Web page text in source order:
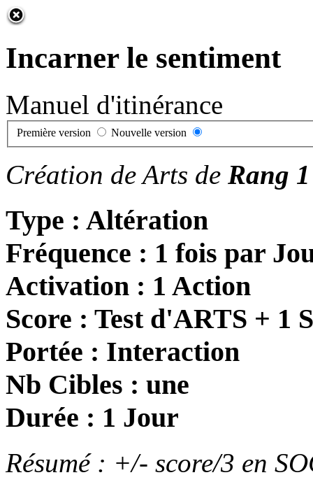
Incarner le sentiment
Manuel d'itinérance
Première version Nouvelle version
Création de Arts de Rang 1
Type : Altération
Fréquence : 1 fois par
Activation : 1 Action
Score : Test d'ARTS + 1
Portée : Interaction
Nb Cibles : une
Durée : 1 Jour
Résumé : +/- score/3 en